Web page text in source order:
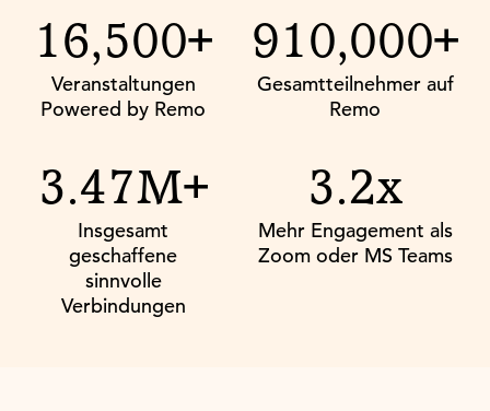
16,500+
Veranstaltungen
Powered by Remo
910,000+
Gesamtteilnehmer auf
Remo
3.47M+
Insgesamt
geschaffene
sinnvolle
Verbindungen
3.2x
Mehr Engagement als
Zoom oder MS Teams